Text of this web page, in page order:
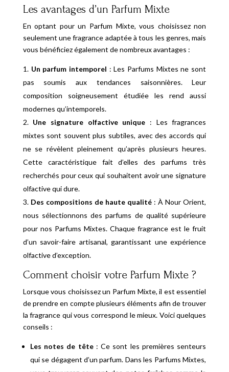
Les avantages d’un Parfum Mixte
En optant pour un Parfum Mixte, vous choisissez non
seulement une fragrance adaptée à tous les genres, mais
vous bénéficiez également de nombreux avantages :
Un parfum intemporel : Les Parfums Mixtes ne sont
pas soumis aux tendances saisonnières. Leur
composition soigneusement étudiée les rend aussi
modernes qu’intemporels.
Une signature olfactive unique : Les fragrances
mixtes sont souvent plus subtiles, avec des accords qui
ne se révèlent pleinement qu’après plusieurs heures.
Cette caractéristique fait d’elles des parfums très
recherchés pour ceux qui souhaitent avoir une signature
olfactive qui dure.
Des compositions de haute qualité : À Nour Orient,
nous sélectionnons des parfums de qualité supérieure
pour nos Parfums Mixtes. Chaque fragrance est le fruit
d’un savoir-faire artisanal, garantissant une expérience
olfactive d’exception.
Comment choisir votre Parfum Mixte ?
Lorsque vous choisissez un Parfum Mixte, il est essentiel
de prendre en compte plusieurs éléments afin de trouver
la fragrance qui vous correspond le mieux. Voici quelques
conseils :
Les notes de tête: Ce sont les premières senteurs
qui se dégagent d’un parfum. Dans les Parfums Mixtes,